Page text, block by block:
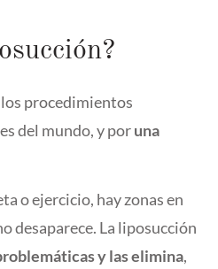
procedimientos
del mundo, y poruna
o ejercicio, hay zonas en
desaparece. La liposucción
y las elimina,